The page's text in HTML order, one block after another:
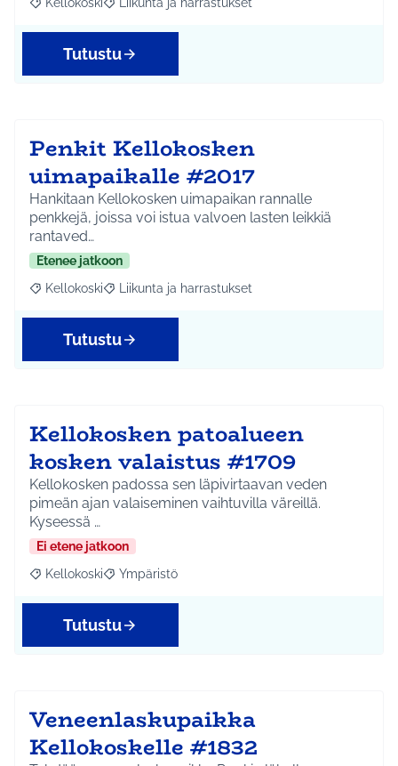
Rajaa tulokset aihepiirin mukaan: Kellokoski
Rajaa tulokset teeman mukaan: Liikunta ja
Tutustu
Penkit Kellokosken
uimapaikalle #2017
Hankitaan Kellokosken uimapaikan rannalle
penkkejä, joissa voi istua valvoen lasten leikkiä
rantaved…
Etenee jatkoon
Rajaa tulokset aihepiirin mukaan: Kellokoski
Kellokoski Rajaa tulokset teeman mukaan: Liikunta ja
Liikunta ja harrastukset
Tutustu
Kellokosken patoalueen
kosken valaistus #1709
Kellokosken padossa sen läpivirtaavan veden
pimeän ajan valaiseminen vaihtuvilla väreillä.
Kyseessä …
Ei etene jatkoon
Rajaa tulokset aihepiirin mukaan: Kellokoski
Kellokoski Rajaa tulokset teeman mukaan: Ympäristö
Ympäristö
Tutustu
Veneenlaskupaikka
Kellokoskelle #1832